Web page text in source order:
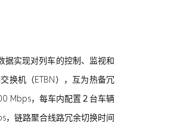
据实现对列车的控制、监视和
换机（ETBN），互为热备冗
Mbps，每车内配置２台车辆
，链路聚合线路冗余切换时间